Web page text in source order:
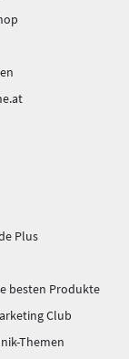
Plus
besten Produkte
Club
Themen